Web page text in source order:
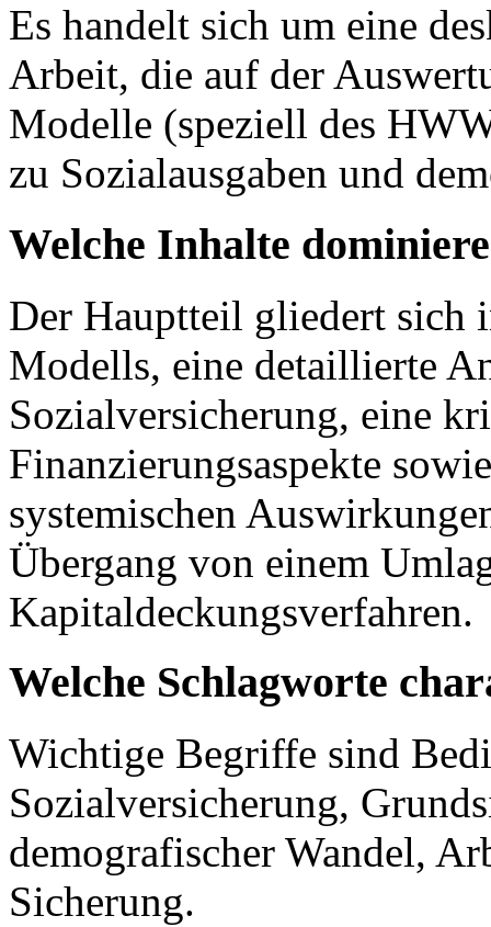
Es handelt sich um eine
Arbeit, die auf der
Modelle (speziell des
zu Sozialausgaben und
Welche Inhalte
Der Hauptteil gliedert sich
Modells, eine detaillierte
Sozialversicherung, eine
Finanzierungsaspekte
systemischen
Übergang von einem
Kapitaldeckungsverfahren.
Welche Schlagworte
Wichtige Begriffe sind
Sozialversicherung,
demografischer Wandel,
Sicherung.